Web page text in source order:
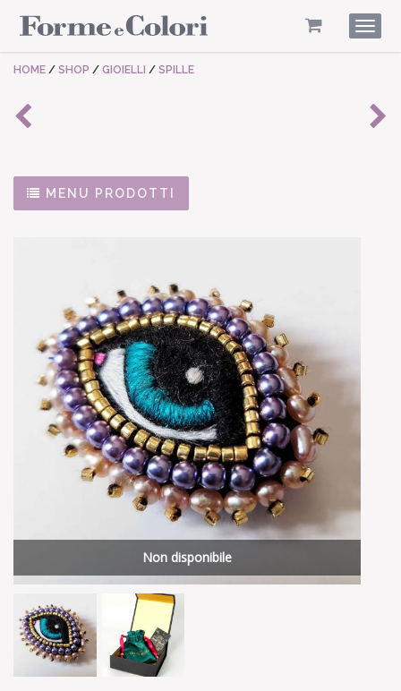
HOME / SHOP / GIOIELLI / SPILLE
MENU PRODOTTI
Non disponibile